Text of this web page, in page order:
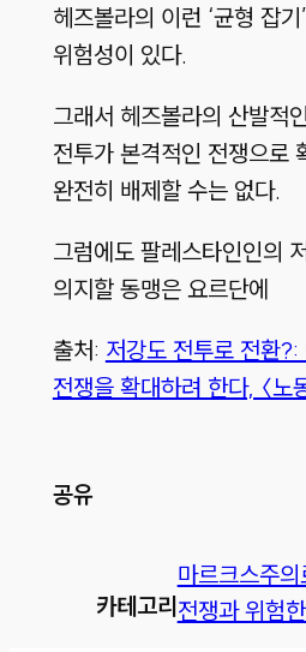
헤즈볼라의 이런 ‘균형 잡
위험성이 있다.
그래서 헤즈볼라의 산발적
전투가 본격적인 전쟁으로
완전히 배제할 수는 없다.
그럼에도 팔레스타인인의
의지할 동맹은 요르단에
출처: 저강도 전투로 전환
전쟁을 확대하려 한다, 〈노
공유
카테고리
마르크스주의
전쟁과 위험